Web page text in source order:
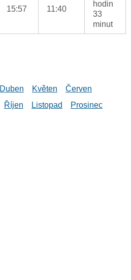
15:57 11:40
hodin
33
minut
Duben Květen
Červen
Říjen Listopad Prosinec